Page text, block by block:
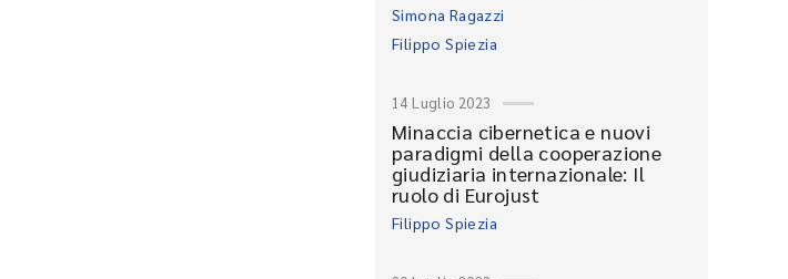
Simona Ragazzi
Filippo Spiezia
14 Luglio 2023
Minaccia cibernetica e nuovi
paradigmi della cooperazione
giudiziaria internazionale: Il
ruolo di Eurojust
Filippo Spiezia